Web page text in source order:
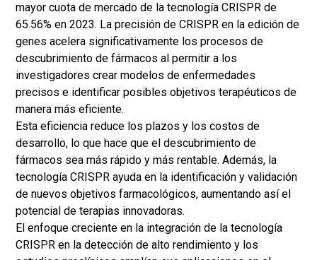
mayor cuota de mercado de la tecnología CRISPR de
65.56% en 2023. La precisión de CRISPR en la edición de
genes acelera significativamente los procesos de
descubrimiento de fármacos al permitir a los
investigadores crear modelos de enfermedades
precisos e identificar posibles objetivos terapéuticos de
manera más eficiente.
Esta eficiencia reduce los plazos y los costos de
desarrollo, lo que hace que el descubrimiento de
fármacos sea más rápido y más rentable. Además, la
tecnología CRISPR ayuda en la identificación y validación
de nuevos objetivos farmacológicos, aumentando así el
potencial de terapias innovadoras.
El enfoque creciente en la integración de la tecnología
CRISPR en la detección de alto rendimiento y los